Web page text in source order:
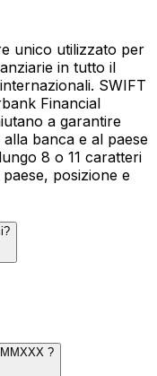
unico utilizzato per
in tutto il
SWIFT
Financial
a garantire
banca e al paese
8 o 11 caratteri
posizione e
?